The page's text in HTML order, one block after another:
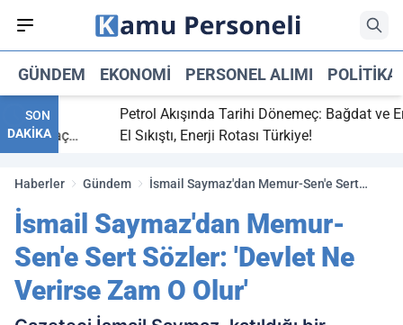
GÜNDEM EKONOMI PERSONEL ALIMI POLITIKA
SON
DAKİKA
bitti,
maç
Petrol Akışında Tarihi Dönemeç: Bağdat ve Erbil
El Sıkıştı, Enerji Rotası Türkiye!
Haberler Gündem
İsmail Saymaz'dan Memur-Sen'e Sert
İsmail Saymaz'dan Memur-
Sen'e Sert Sözler: 'Devlet Ne
Verirse Zam O Olur'